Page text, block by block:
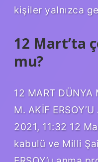
kişiler yalnızca
12 Mart’ta
mu?
12 MART DÜNYA
M. AKİF
2021, 11:32 12
kabulü ve Milli